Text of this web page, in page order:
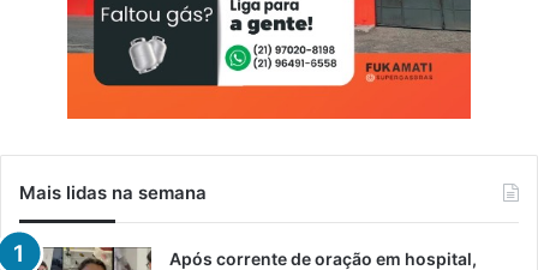
Mais lidas na semana
Após corrente de oração em hospital,